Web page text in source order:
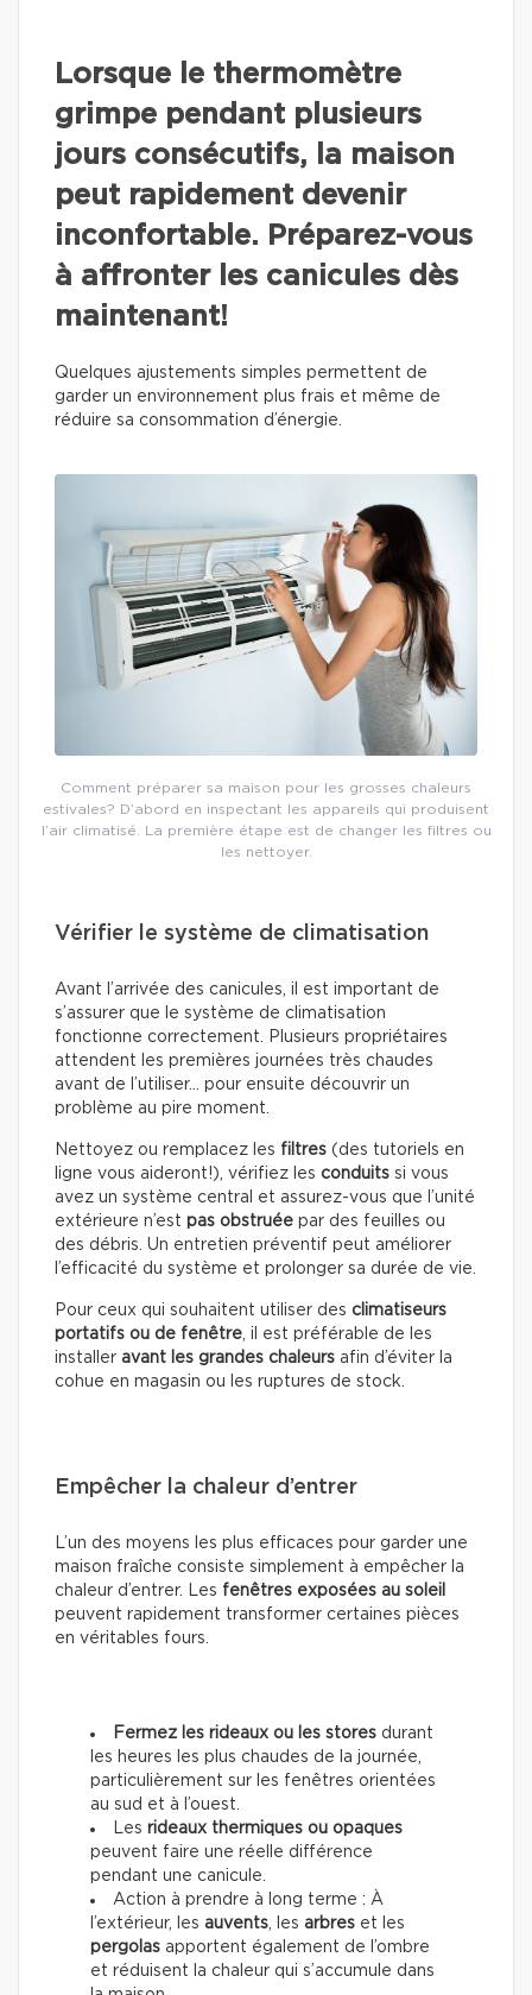
Lorsque le thermomètre
grimpe pendant plusieurs
jours consécutifs, la maison
peut rapidement devenir
inconfortable. Préparez-vous
à affronter les canicules dès
maintenant!
Quelques ajustements simples permettent de
garder un environnement plus frais et même de
réduire sa consommation d’énergie.
Comment préparer sa maison pour les grosses chaleurs
estivales? D’abord en inspectant les appareils qui produisent
l’air climatisé. La première étape est de changer les filtres ou
les nettoyer.
Vérifier le système de climatisation
Avant l’arrivée des canicules, il est important de
s’assurer que le système de climatisation
fonctionne correctement. Plusieurs propriétaires
attendent les premières journées très chaudes
avant de l’utiliser… pour ensuite découvrir un
problème au pire moment.
Nettoyez ou remplacez les filtres (des tutoriels en
ligne vous aideront!), vérifiez les conduits si vous
avez un système central et assurez-vous que l’unité
extérieure n’est pas obstruée par des feuilles ou
des débris. Un entretien préventif peut améliorer
l’efficacité du système et prolonger sa durée de vie.
Pour ceux qui souhaitent utiliser des climatiseurs
portatifs ou de fenêtre, il est préférable de les
installer avant les grandes chaleurs afin d’éviter la
cohue en magasin ou les ruptures de stock.
Empêcher la chaleur d’entrer
L’un des moyens les plus efficaces pour garder une
maison fraîche consiste simplement à empêcher la
chaleur d’entrer. Les fenêtres exposées au soleil
peuvent rapidement transformer certaines pièces
en véritables fours.
Fermez les rideaux ou les stores durant
les heures les plus chaudes de la journée,
particulièrement sur les fenêtres orientées
au sud et à l’ouest.
Les rideaux thermiques ou opaques
peuvent faire une réelle différence
pendant une canicule.
Action à prendre à long terme : À
l’extérieur, les auvents, les arbres et les
pergolas apportent également de l’ombre
et réduisent la chaleur qui s’accumule dans